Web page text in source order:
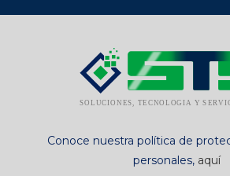
Conoce nuestra política de
personales, aquí